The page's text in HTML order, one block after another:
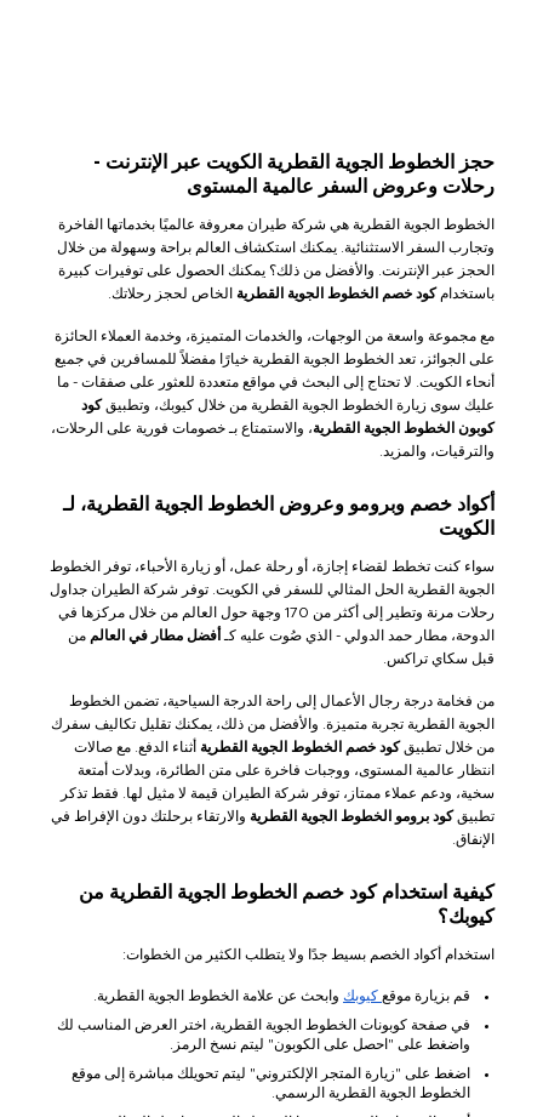
حجز الخطوط الجوية القطرية الكويت عبر الإنترنت -
رحلات وعروض السفر عالمية المستوى
الخطوط الجوية القطرية هي شركة طيران معروفة عالميًا بخدماتها الفاخرة
وتجارب السفر الاستثنائية. يمكنك استكشاف العالم براحة وسهولة من خلال
الحجز عبر الإنترنت. والأفضل من ذلك؟ يمكنك الحصول على توفيرات كبيرة
باستخدامكود خصم الخطوط الجوية القطرية الخاص لحجز رحلاتك.
مع مجموعة واسعة من الوجهات، والخدمات المتميزة، وخدمة العملاء الحائزة
على الجوائز، تعد الخطوط الجوية القطرية خيارًا مفضلاً للمسافرين في جميع
أنحاء الكويت. لا تحتاج إلى البحث في مواقع متعددة للعثور على صفقات - ما
عليك سوى زيارة الخطوط الجوية القطرية من خلال كيوبك، وتطبيقكود
كوبون الخطوط الجوية القطرية، والاستمتاع بـ خصومات فورية على الرحلات،
والترقيات، والمزيد.
أكواد خصم وبرومو وعروض الخطوط الجوية القطرية، لـ
الكويت
سواء كنت تخطط لقضاء إجازة، أو رحلة عمل، أو زيارة الأحباء، توفر الخطوط
الجوية القطرية الحل المثالي للسفر في الكويت. توفر شركة الطيران جداول
رحلات مرنة وتطير إلى أكثر من 170 وجهة حول العالم من خلال مركزها في
الدوحة، مطار حمد الدولي - الذي صُوت عليه كـ
أفضل مطار في العالم من
قبل سكاي تراكس.
من فخامة درجة رجال الأعمال إلى راحة الدرجة السياحية، تضمن الخطوط
الجوية القطرية تجربة متميزة. والأفضل من ذلك، يمكنك تقليل تكاليف سفرك
من خلال تطبيقكود خصم الخطوط الجوية القطرية أثناء الدفع. مع صالات
انتظار عالمية المستوى، ووجبات فاخرة على متن الطائرة، وبدلات أمتعة
سخية، ودعم عملاء ممتاز، توفر شركة الطيران قيمة لا مثيل لها. فقط تذكر
تطبيقكود برومو الخطوط الجوية القطرية والارتقاء برحلتك دون الإفراط في
الإنفاق.
كيفية استخدام كود خصم الخطوط الجوية القطرية من
كيوبك؟
استخدام أكواد الخصم بسيط جدًا ولا يتطلب الكثير من الخطوات:
قم بزيارة موقع كيوبك وابحث عن علامة الخطوط الجوية القطرية.
في صفحة كوبونات الخطوط الجوية القطرية، اختر العرض المناسب لك
واضغط على "احصل على الكوبون" ليتم نسخ الرمز.
اضغط على "زيارة المتجر الإلكتروني" ليتم تحويلك مباشرة إلى موقع
الخطوط الجوية القطرية الرسمي.